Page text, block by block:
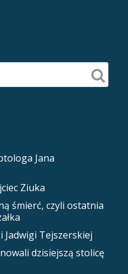
Jana
Ziuka
śmierć, czyli ostatnia
Jadwigi Tejszerskiej
dzisiejszą stolicę